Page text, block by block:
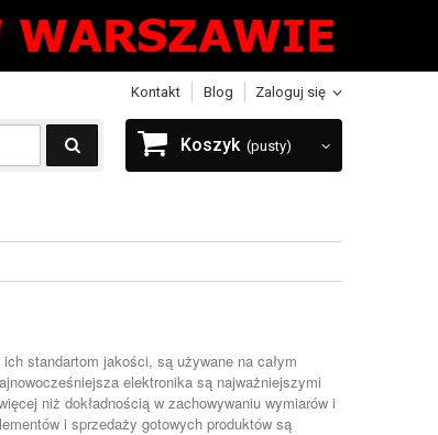
Zaloguj się
Kontakt Blog
Koszyk (pusty)
standartom jakości, są używane na całym
elektronika są najważniejszymi
niż dokładnością w zachowywaniu wymiarów i
i sprzedaży gotowych produktów są